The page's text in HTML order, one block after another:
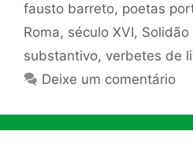
fausto barreto, poetas
Roma, século XVI, Solidão
substantivo, verbetes de
Deixe um comentário